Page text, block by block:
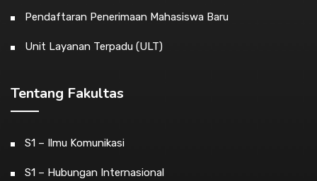
Pendaftaran Penerimaan Mahasiswa Baru
Unit Layanan Terpadu (ULT)
Tentang Fakultas
S1 – Ilmu Komunikasi
S1 – Hubungan Internasional